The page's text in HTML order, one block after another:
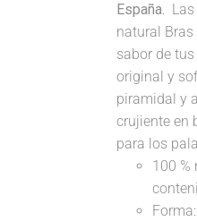
España.
natural Bras
sabor de
original y
piramidal y
crujiente en
para los
100 %